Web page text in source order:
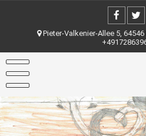
Pieter-Valkenier-Allee 5,